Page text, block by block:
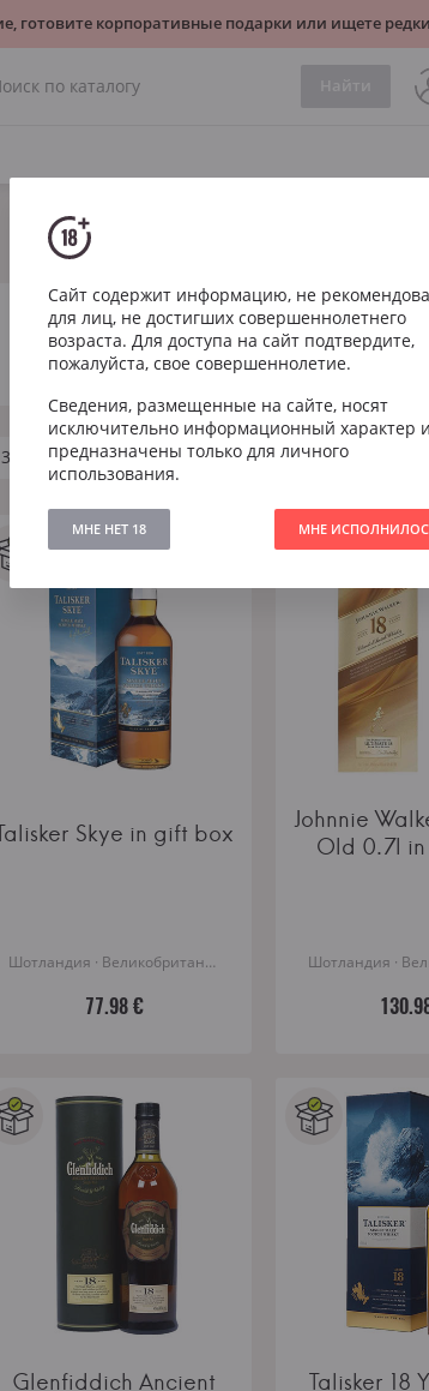
30 лет Все виски
Skye in gift box
Шотландия · Великобритания
77.98 €
Johnnie
Old 0.7l
Glenfiddich Ancient
Talisker 18
Сайт содержит информацию, не
для лиц, не достигших совершеннолетнего
возраста. Для доступа на сайт подтвердите,
пожалуйста, свое совершеннолетие.
Сведения, размещенные на сайте, носят
исключительно информационный характер и
предназначены только для личного
использования.
МНЕ НЕТ 18 МНЕ
готовите корпоративные подарки или ищете